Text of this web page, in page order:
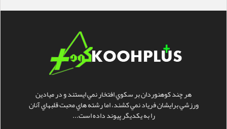
هر چند کوهنوردان بر سکوي افتخار نمي ايستند و در ميادين
ورزشي برايشان فرياد نمي کشند، اما رشته هاي محبت قلبهاي آنان
را به يکديگر پيوند داده است...